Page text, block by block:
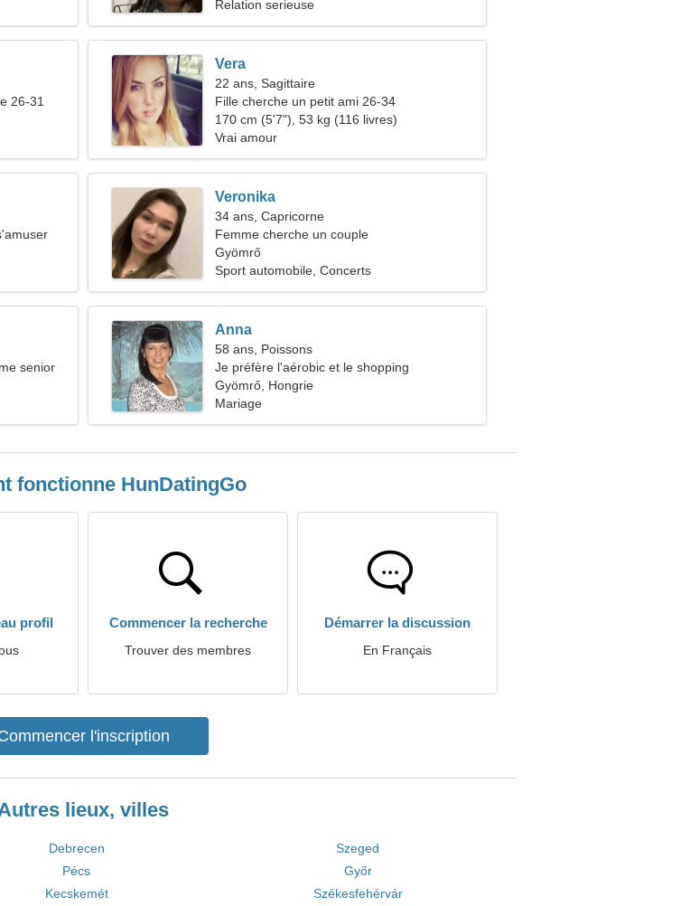
Relation serieuse
26-31
Vera
22 ans, Sagittaire
Fille cherche un petit ami 26-34
170 cm (5'7"), 53 kg (116 livres)
Vrai amour
Veronika
34 ans, Capricorne
Femme cherche un couple
Gyömrő
Sport automobile, Concerts
senior
Anna
58 ans, Poissons
Je préfère l'aérobic et le shopping
Gyömrő, Hongrie
Mariage
fonctionne HunDatingGo
profil Commencer la recherche
Trouver des membres
Démarrer la discussion
En Français
l'inscription
lieux, villes
Debrecen
Szeged
Pécs
Győr
Kecskemét Székesfehérvár